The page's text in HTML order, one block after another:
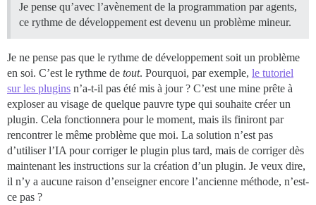
Je pense qu’avec l’avènement de la programmation par agents,
ce rythme de développement est devenu un problème mineur.
Je ne pense pas que le rythme de développement soit un problème
en soi. C’est le rythme de tout. Pourquoi, par exemple, le tutoriel
sur les plugins n’a-t-il pas été mis à jour ? C’est une mine prête à
exploser au visage de quelque pauvre type qui souhaite créer un
plugin. Cela fonctionnera pour le moment, mais ils finiront par
rencontrer le même problème que moi. La solution n’est pas
d’utiliser l’IA pour corriger le plugin plus tard, mais de corriger dès
maintenant les instructions sur la création d’un plugin. Je veux dire,
il n’y a aucune raison d’enseigner encore l’ancienne méthode, n’est-
ce pas ?